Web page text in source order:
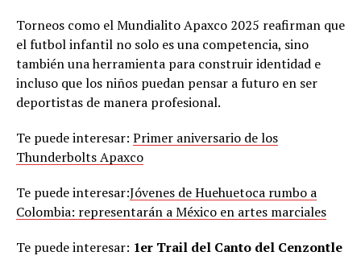
Torneos como el Mundialito Apaxco 2025 reafirman que
el futbol infantil no solo es una competencia, sino
también una herramienta para construir identidad e
incluso que los niños puedan pensar a futuro en ser
deportistas de manera profesional.
Te puede interesar: Primer aniversario de los
Thunderbolts Apaxco
Te puede interesar:Jóvenes de Huehuetoca rumbo a
Colombia: representarán a México en artes marciales
Te puede interesar: 1er Trail del Canto del Cenzontle